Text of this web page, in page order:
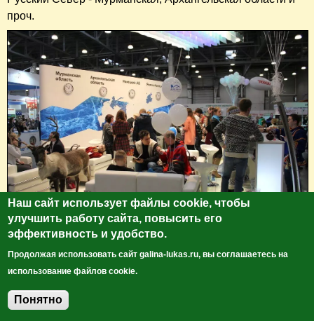
проч.
Наш сайт использует файлы cookie, чтобы
улучшить работу сайта, повысить его
эффективность и удобство.
Продолжая использовать сайт galina-lukas.ru, вы соглашаетесь на
использование файлов cookie.
Понятно